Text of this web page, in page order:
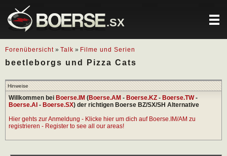
.SX
Forenübersicht » Talk » Filme und Serien
beetleborgs und Pizza Cats
Hinweise
Willkommen bei Boerse.IM (Boerse.AM - Boerse.KZ - Boerse.TW-
Boerse.AI - Boerse.SX) der richtigen Boerse BZ/SX/SH Alternative
Hier gehts zur Anmeldung - Klicke hier um dich auf Boerse.IM/AM zu
registrieren - Register to see all our areas!